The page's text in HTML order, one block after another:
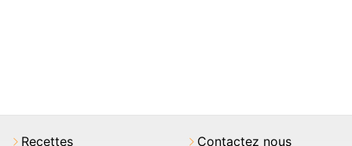
Recettes Contactez nous